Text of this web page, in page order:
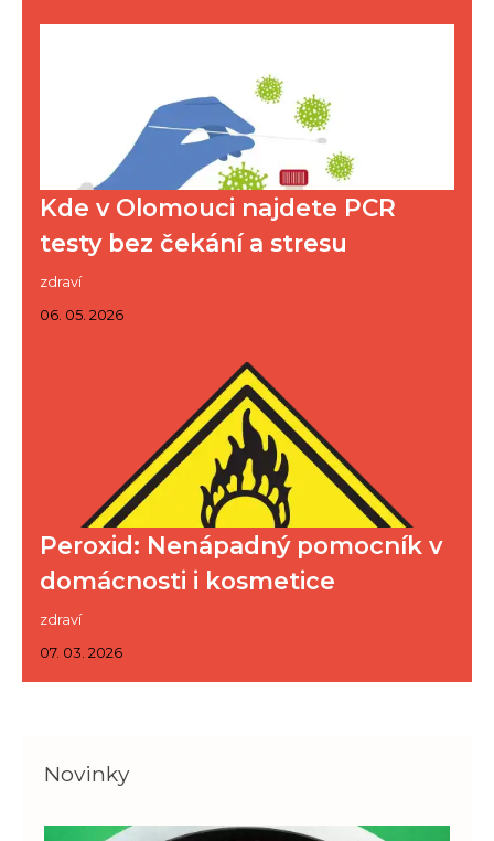
Kde v Olomouci najdete PCR
testy bez čekání a stresu
zdraví
06. 05. 2026
Peroxid: Nenápadný pomocník v
domácnosti i kosmetice
zdraví
07. 03. 2026
Novinky